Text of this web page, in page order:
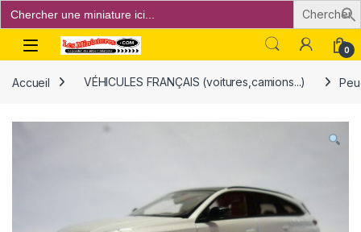
Search
for:
Open 0
Accueil VÉHICULES FRANÇAIS (voitures,camions...)